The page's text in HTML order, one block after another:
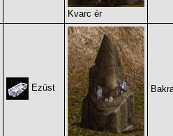
Kvarc ér
Ezüst